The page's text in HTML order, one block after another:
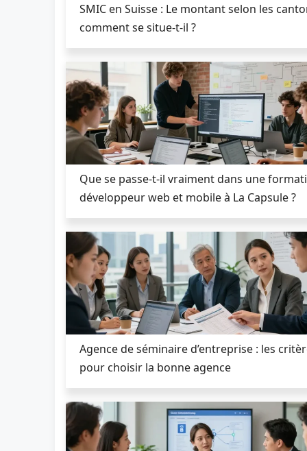
SMIC en Suisse : Le montant selon les
comment se situe-t-il ?
Que se passe-t-il vraiment dans une
développeur web et mobile à La Capsule ?
Agence de séminaire d’entreprise : les
pour choisir la bonne agence